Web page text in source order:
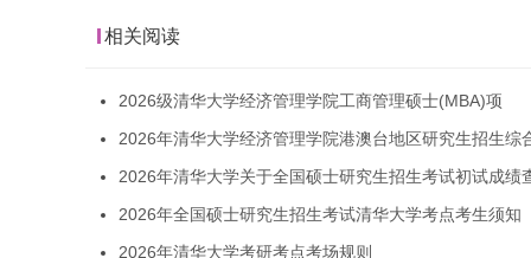
相关阅读
2026级清华大学经济管理学院工商管理硕士(MBA)项
2026年清华大学经济管理学院港澳台地区研究生招生综
2026年清华大学关于全国硕士研究生招生考试初试成绩
2026年全国硕士研究生招生考试清华大学考点考生须知
2026年清华大学考研考点考场规则